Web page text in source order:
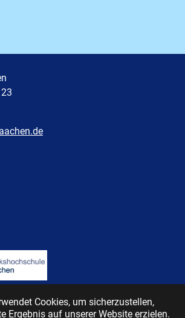
Cookies, um sicherzustellen,
Ergebnis auf unserer Website erzielen.